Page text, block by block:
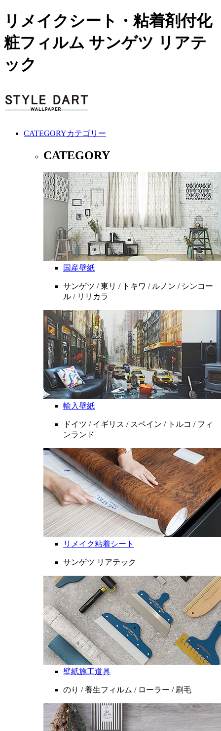
リメイクシート・粘着剤付化
粧フィルム サンゲツ リアテ
ック
CATEGORYカテゴリー
CATEGORY
国産壁紙
サンゲツ / 東リ / トキワ / ルノン / シンコー
ル / リリカラ
輸入壁紙
ドイツ / イギリス / スペイン / トルコ / フィ
ンランド
リメイク粘着シート
サンゲツ リアテック
壁紙施工道具
のり / 養生フィルム / ローラー / 刷毛